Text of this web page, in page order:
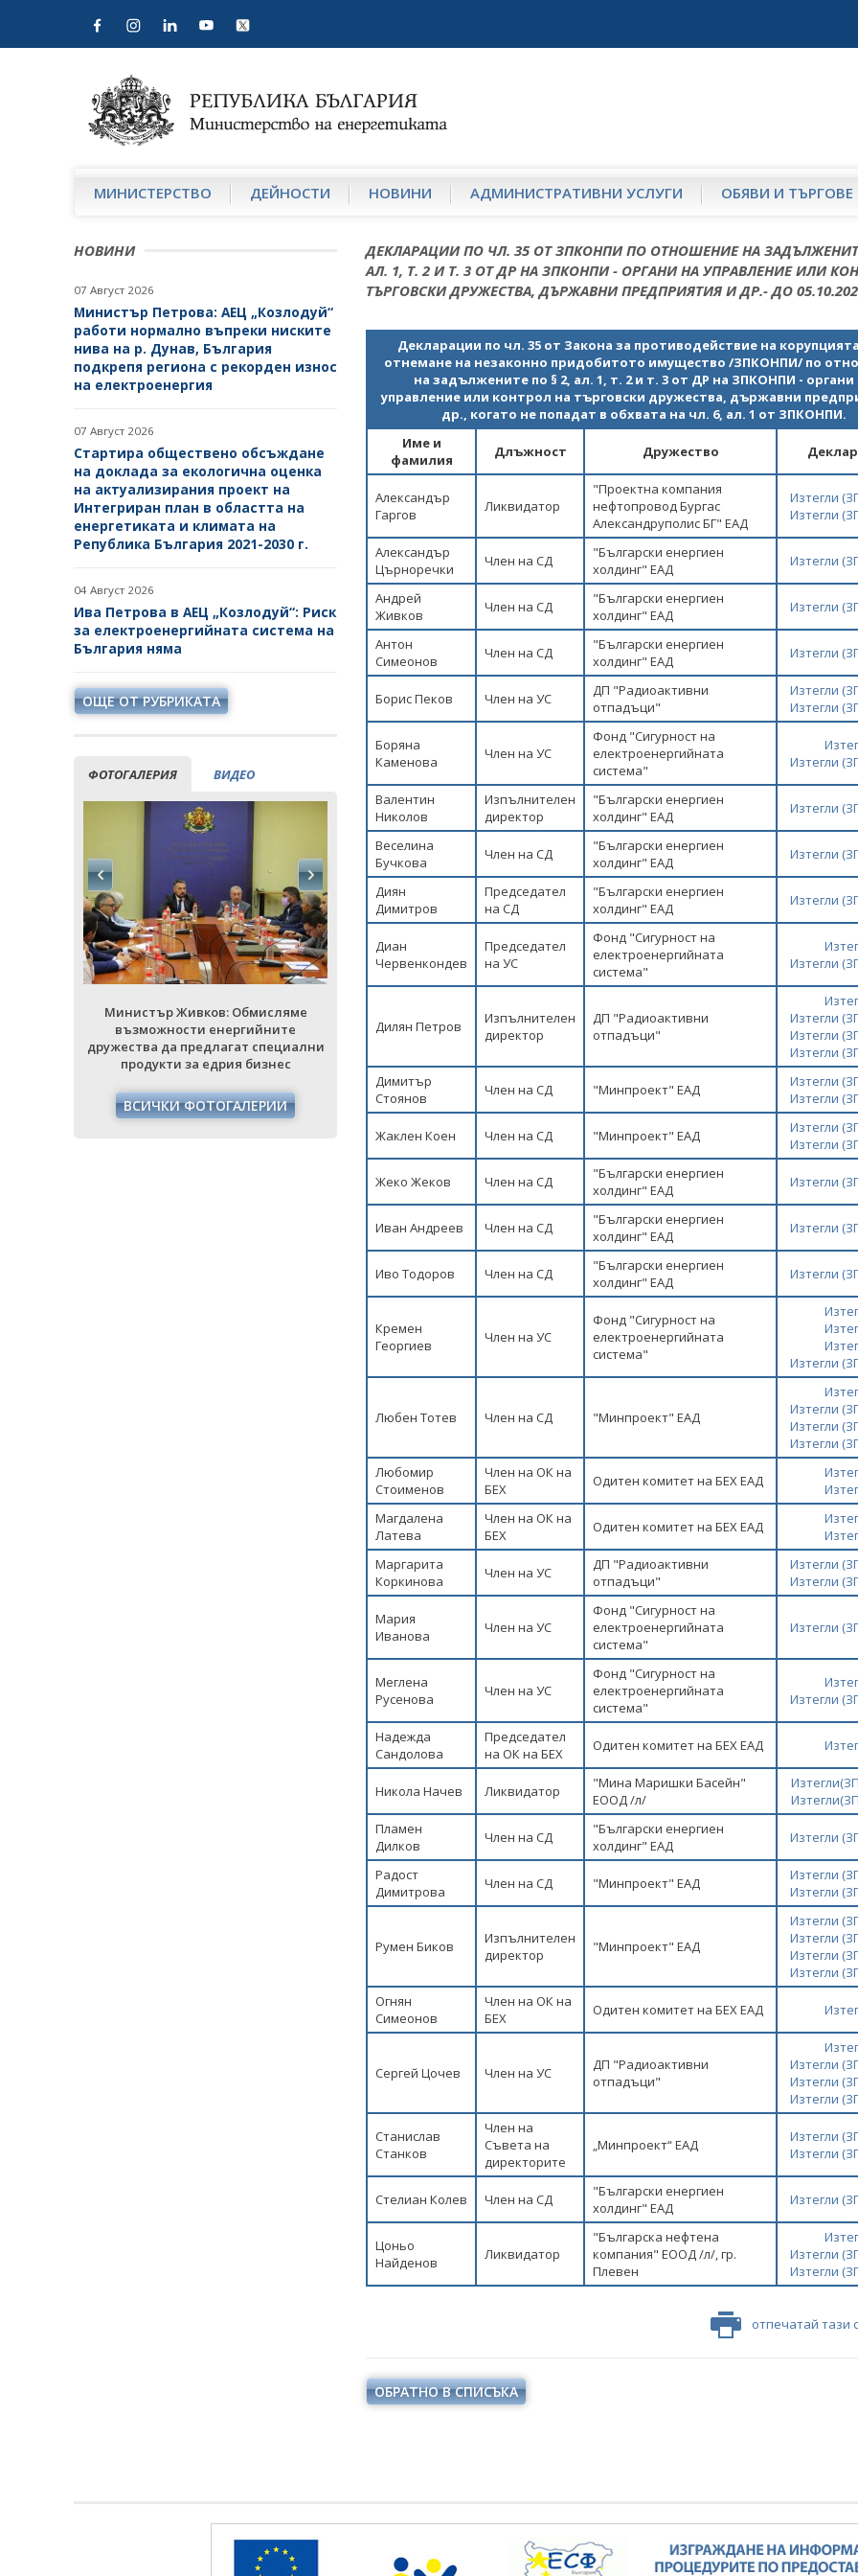
МИНИСТЕРСТВО ДЕЙНОСТИ НОВИНИ АДМИНИСТРАТИВНИ УСЛУГИ ОБЯВИ И ТЪРГОВЕ
НОВИНИ
07 Август 2026
Министър Петрова: АЕЦ „Козлодуй“
работи нормално въпреки ниските
нива на р. Дунав, България
подкрепя региона с рекорден износ
на електроенергия
07 Август 2026
Стартира обществено обсъждане
на доклада за екологична оценка
на актуализирания проект на
Интегриран план в областта на
енергетиката и климата на
Република България 2021-2030 г.
04 Август 2026
Ива Петрова в АЕЦ „Козлодуй“: Риск
за електроенергийната система на
България няма
ОЩЕ ОТ РУБРИКАТА
ФОТОГАЛЕРИЯ ВИДЕО
Министър Живков: Обмисляме
възможности енергийните
дружества да предлагат специални
продукти за едрия бизнес
ВСИЧКИ ФОТОГАЛЕРИИ
Министър Живков: Обмисляме
възможности енергийните
дружества да предлагат специални
продукти за едрия бизнес
ВСИЧКИ ФОТОГАЛЕРИИ
Министър Живков: Обмисляме
възможности енергийните
дружества да предлагат специални
продукти за едрия бизнес
ВСИЧКИ ФОТОГАЛЕРИИ
ДЕКЛАРАЦИИ ПО ЧЛ. 35 ОТ ЗПКОНПИ ПО ОТНОШЕНИЕ НА
АЛ. 1, Т. 2 И Т. 3 ОТ ДР НА ЗПКОНПИ - ОРГАНИ НА УПРАВЛЕНИЕ ИЛИ
ТЪРГОВСКИ ДРУЖЕСТВА, ДЪРЖАВНИ ПРЕДПРИЯТИЯ И ДР.- ДО
Декларации по чл. 35 от Закона за противодействие на
отнемане на незаконно придобитото имущество /ЗПКОНПИ/ по
на задължените по § 2, ал. 1, т. 2 и т. 3 от ДР на ЗПКОНПИ - органи
управление или контрол на търговски дружества, държавни
др., когато не попадат в обхвата на чл. 6, ал. 1 от ЗПКОНПИ.
Име и
фамилия
Длъжност Дружество
Александър
Гаргов
Ликвидатор
"Проектна компания
нефтопровод Бургас
Александруполис БГ" ЕАД
Изтегли
Изтегли
Александър
Църноречки
Член на СД
"Български енергиен
холдинг" ЕАД
Изтегли
Андрей
Живков
Член на СД
"Български енергиен
холдинг" ЕАД
Изтегли
Антон
Симеонов
Член на СД
"Български енергиен
холдинг" ЕАД
Изтегли
Борис Пеков Член на УС
ДП "Радиоактивни
отпадъци"
Изтегли
Изтегли
Боряна
Каменова
Член на УС
Фонд "Сигурност на
електроенергийната
система"
Изтегли
Валентин
Николов
Изпълнителен
директор
"Български енергиен
холдинг" ЕАД
Изтегли
Веселина
Бучкова
Член на СД
"Български енергиен
холдинг" ЕАД
Изтегли
Диян
Димитров
Председател
на СД
"Български енергиен
холдинг" ЕАД
Изтегли
Диан
Червенкондев
Председател
на УС
Фонд "Сигурност на
електроенергийната
система"
Изтегли
Дилян Петров
Изпълнителен
директор
ДП "Радиоактивни
отпадъци"
Изтегли
Изтегли
Изтегли
Димитър
Стоянов
Член на СД "Минпроект" ЕАД
Изтегли
Изтегли
Жаклен Коен Член на СД "Минпроект" ЕАД
Изтегли
Изтегли
Жеко Жеков Член на СД
"Български енергиен
холдинг" ЕАД
Изтегли
Иван Андреев Член на СД
"Български енергиен
холдинг" ЕАД
Изтегли
Иво Тодоров Член на СД
"Български енергиен
холдинг" ЕАД
Изтегли
Кремен
Георгиев
Член на УС
Фонд "Сигурност на
електроенергийната
система"
Изтегли
Любен Тотев Член на СД "Минпроект" ЕАД
Изтегли
Изтегли
Изтегли
Любомир
Стоименов
Член на ОК на
БЕХ
Одитен комитет на БЕХ ЕАД
Магдалена
Латева
Член на ОК на
БЕХ
Одитен комитет на БЕХ ЕАД
Маргарита
Коркинова
Член на УС
ДП "Радиоактивни
отпадъци"
Изтегли
Изтегли
Мария
Иванова
Член на УС
Фонд "Сигурност на
електроенергийната
система"
Изтегли
Меглена
Русенова
Член на УС
Фонд "Сигурност на
електроенергийната
система"
Изтегли
Надежда
Сандолова
Председател
на ОК на БЕХ
Одитен комитет на БЕХ ЕАД
Никола Начев Ликвидатор
"Мина Маришки Басейн"
ЕООД /л/
Пламен
Дилков
Член на СД
"Български енергиен
холдинг" ЕАД
Изтегли
Радост
Димитрова
Член на СД "Минпроект" ЕАД
Изтегли
Изтегли
Румен Биков
Изпълнителен
директор
"Минпроект" ЕАД
Изтегли
Изтегли
Изтегли
Изтегли
Огнян
Симеонов
Член на ОК на
БЕХ
Одитен комитет на БЕХ ЕАД
Сергей Цочев Член на УС
ДП "Радиоактивни
отпадъци"
Изтегли
Изтегли
Изтегли
Станислав
Станков
Член на
Съвета на
директорите
„Минпроект“ ЕАД
Изтегли
Изтегли
Стелиан Колев Член на СД
"Български енергиен
холдинг" ЕАД
Изтегли
Цоньо
Найденов
Ликвидатор
"Българска нефтена
компания" ЕООД /л/, гр.
Плевен
Изтегли
Изтегли
отпечатай тази
ОБРАТНО В СПИСЪКА